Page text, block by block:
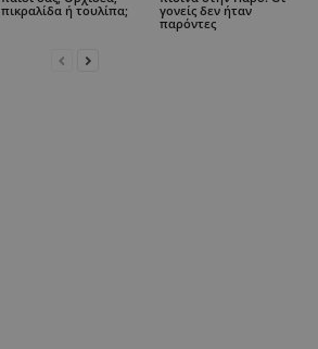
πικραλίδα ή τουλίπα;
γονείς δεν ήταν
παρόντες